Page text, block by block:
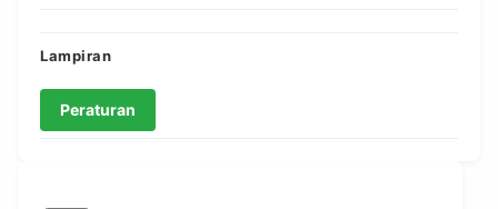
Lampiran
Peraturan